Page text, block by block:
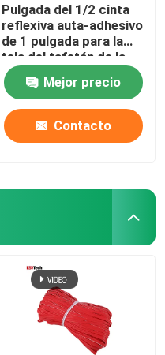
Pulgada del 1/2 cinta
reflexiva auta-adhesivo
de 1 pulgada para la
tela del tafetán de la
tienda de campaña de
la cubierta del coche
de la ropa
Mejor precio
Contacto